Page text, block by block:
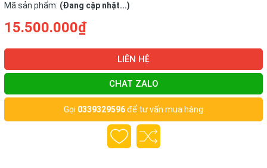
Mã sản phẩm: (Đang cập nhật...)
15.500.000₫
LIÊN HỆ
CHAT ZALO
Gọi 0339329596để tư vấn mua hàng